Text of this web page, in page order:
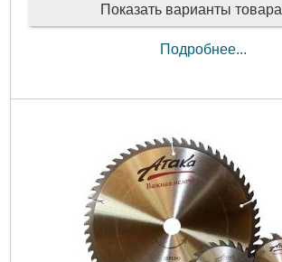
Показать варианты товара
Подробнее...